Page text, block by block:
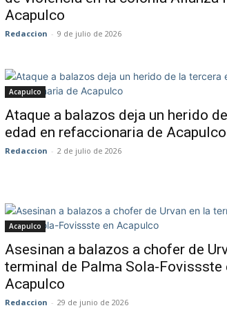
Acapulco
Redaccion - 9 de julio de 2026
Acapulco
Ataque a balazos deja un herido
edad en refaccionaria de Acapulco
Redaccion - 2 de julio de 2026
Acapulco
Asesinan a balazos a chofer de
terminal de Palma Sola-Fovissste
Acapulco
Redaccion - 29 de junio de 2026